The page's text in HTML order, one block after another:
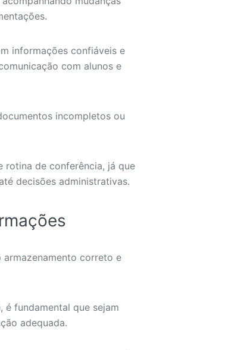
informações confiáveis e
com alunos e
incompletos ou
rotina de conferência, já que
decisões administrativas.
correto e
fundamental que sejam
adequada.